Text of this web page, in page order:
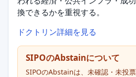
換できるかを重視する。
ドクトリン詳細を見る
SIPOのAbstainについて
SIPOのAbstainは、未確認・未投票